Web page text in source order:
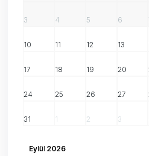
3 4 5 6
10 11 12 13
17 18 19 20
24 25 26 27
31 1 2 3
Eylül 2026